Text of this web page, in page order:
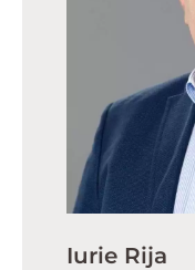
Iurie Rija